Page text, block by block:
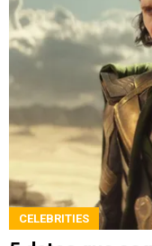
CELEBRITIES